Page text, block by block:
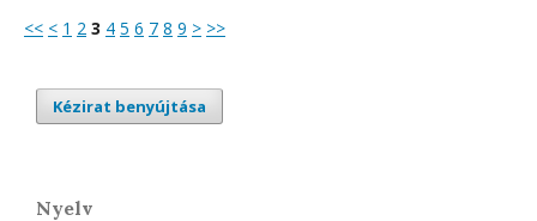
<< < 1 2 3 4 5 6 7 8 9 > >>
Kézirat benyújtása
Nyelv